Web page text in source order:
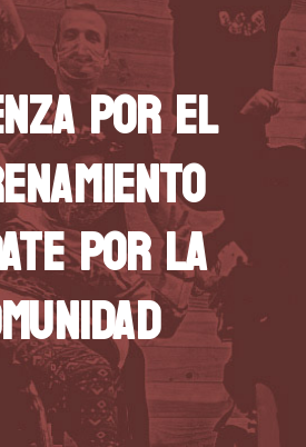
POR EL
POR LA